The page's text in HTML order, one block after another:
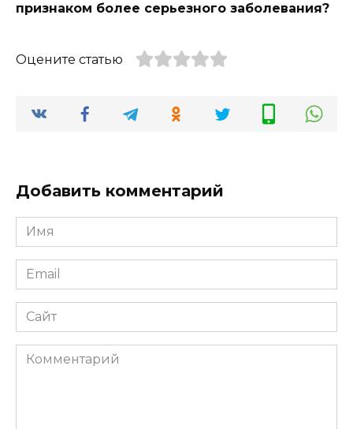
признаком более серьезного заболевания?
Оцените статью
Добавить комментарий
Имя
*
Email
*
Сайт
Комментарий